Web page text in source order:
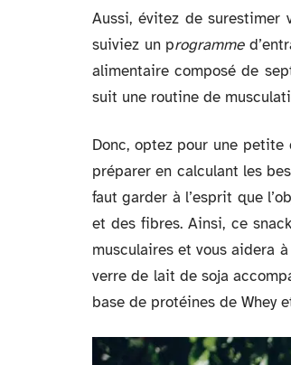
Aussi, évitez de surestimer
suiviez un programme
alimentaire composé de
suit une routine de
Donc, optez pour une
préparer en calculant les
faut garder à l’esprit que
et des fibres. Ainsi, ce
musculaires et vous aidera
verre de lait de soja
base de protéines de Whey